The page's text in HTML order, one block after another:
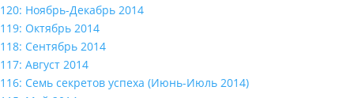
120: Ноябрь-Декабрь 2014
119: Октябрь 2014
118: Сентябрь 2014
117: Август 2014
116: Семь секретов успеха (Июнь-Июль 2014)